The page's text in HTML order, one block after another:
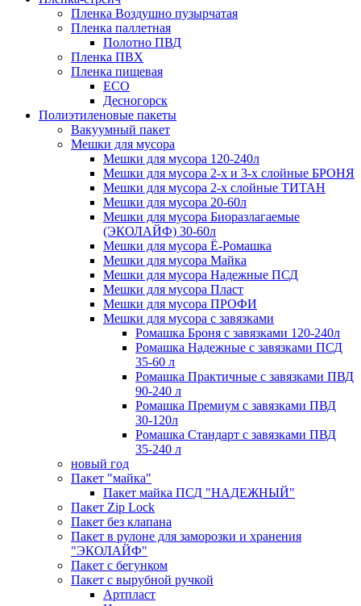
Пленка Воздушно пузырчатая
Пленка паллетная
Полотно ПВД
Пленка ПВХ
Пленка пищевая
ECO
Десногорск
Полиэтиленовые пакеты
Вакуумный пакет
Мешки для мусора
Мешки для мусора 120-240л
Мешки для мусора 2-х и 3-х слойные БРОНЯ
Мешки для мусора 2-х слойные ТИТАН
Мешки для мусора 20-60л
Мешки для мусора Биоразлагаемые
(ЭКОЛАЙФ) 30-60л
Мешки для мусора Ё-Ромашка
Мешки для мусора Майка
Мешки для мусора Надежные ПСД
Мешки для мусора Пласт
Мешки для мусора ПРОФИ
Мешки для мусора с завязками
Ромашка Броня с завязками 120-240л
Ромашка Надежные с завязками ПСД
35-60 л
Ромашка Практичные с завязками ПВД
90-240 л
Ромашка Премиум с завязками ПВД
30-120л
Ромашка Стандарт с завязками ПВД
35-240 л
новый год
Пакет "майка"
Пакет майка ПСД "НАДЕЖНЫЙ"
Пакет Zip Lock
Пакет без клапана
Пакет в рулоне для заморозки и хранения
"ЭКОЛАЙФ"
Пакет с бегунком
Пакет с вырубной ручкой
Артпласт